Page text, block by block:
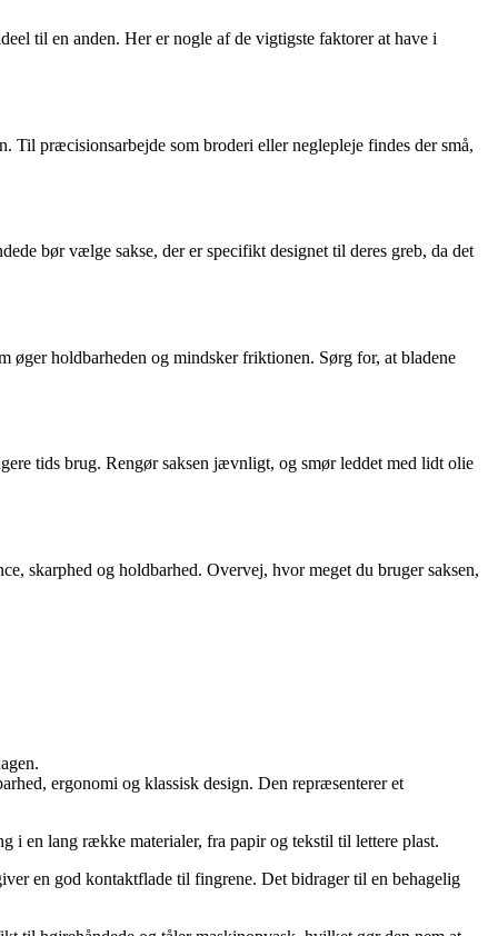
til en anden. Her er nogle af de vigtigste faktorer at have i
Til præcisionsarbejde som broderi eller neglepleje findes der små,
bør vælge sakse, der er specifikt designet til deres greb, da det
holdbarheden og mindsker friktionen. Sørg for, at bladene
tids brug. Rengør saksen jævnligt, og smør leddet med lidt olie
skarphed og holdbarhed. Overvej, hvor meget du bruger saksen,
ergonomi og klassisk design. Den repræsenterer et
i en lang række materialer, fra papir og tekstil til lettere plast.
en god kontaktflade til fingrene. Det bidrager til en behagelig